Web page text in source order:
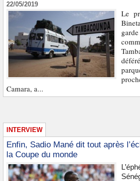
22/05/2019
Le
Camara, a...
INTERVIEW
Enfin, Sadio Mané dit tout après
la Coupe du monde